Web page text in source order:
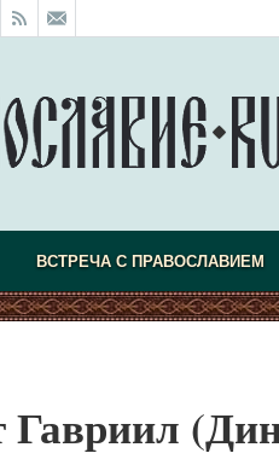
ВСТРЕЧА С ПРАВОСЛАВИЕМ